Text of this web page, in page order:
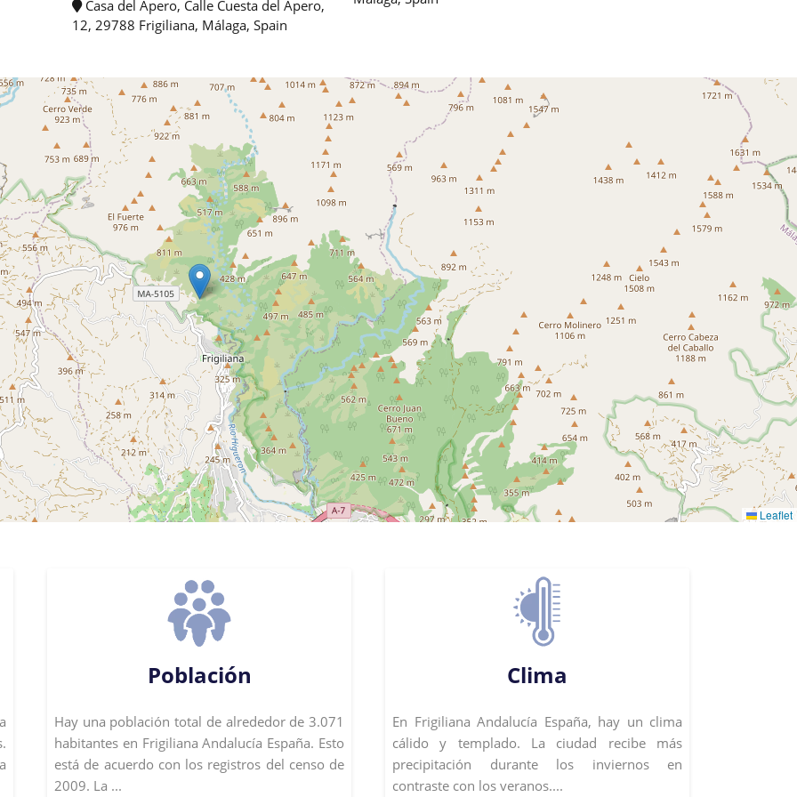
Casa del Apero, Calle Cuesta del Apero,
12, 29788 Frigiliana, Málaga, Spain
Leaflet
Población
Hay una población total de alrededor de 3.071
habitantes en Frigiliana Andalucía España. Esto
está de acuerdo con los registros del censo de
2009. La ...
Clima
En Frigiliana Andalucía España, hay un clima
cálido y templado. La ciudad recibe más
precipitación durante los inviernos en
contraste con los veranos....